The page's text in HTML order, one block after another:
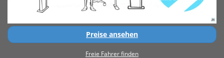
Preise ansehen
Freie Fahrer finden